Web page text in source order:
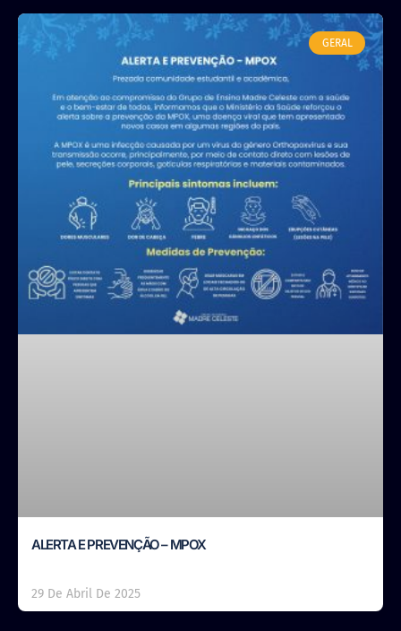
GERAL
ALERTA E PREVENÇÃO – MPOX
29 De Abril De 2025